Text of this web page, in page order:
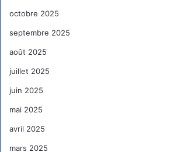
octobre 2025
septembre 2025
août 2025
juillet 2025
juin 2025
mai 2025
avril 2025
mars 2025